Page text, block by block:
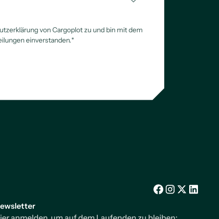
von Cargoplot zu und bin mit dem
einverstanden.*